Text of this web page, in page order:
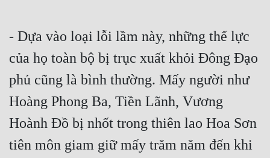
- Dựa vào loại lỗi lầm này, những thế lực
của họ toàn bộ bị trục xuất khỏi Đông Đạo
phủ cũng là bình thường. Mấy người như
Hoàng Phong Ba, Tiền Lãnh, Vương
Hoành Đồ bị nhốt trong thiên lao Hoa Sơn
tiên môn giam giữ mấy trăm năm đến khi